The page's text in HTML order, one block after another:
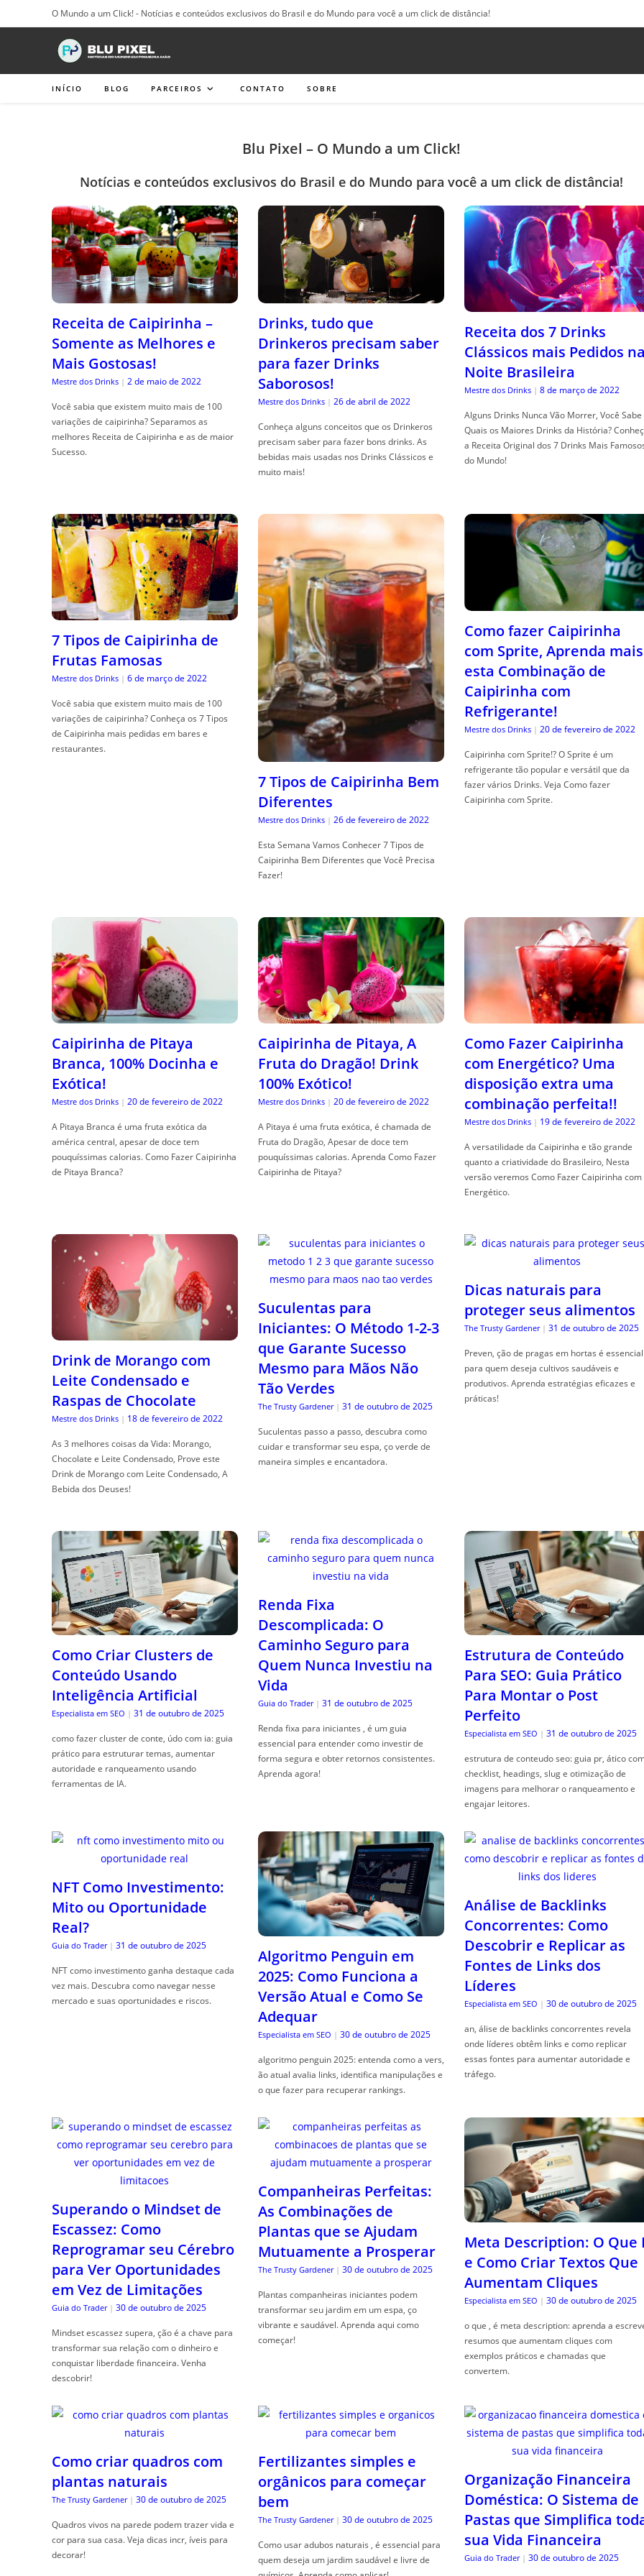
para
O Mundo a um Click! - Notícias e conteúdos exclusivos do Brasil e do Mundo para você a um click de distância!
INÍCIO BLOG PARCEIROS CONTATO SOBRE
Blu Pixel – O Mundo a um Click!
Notícias e conteúdos exclusivos do Brasil e do Mundo para você a um click de distância!
Receita de Caipirinha –
Somente as Melhores e
Mais Gostosas!
Mestre dos Drinks | 2 de maio de 2022
Você sabia que existem muito mais de 100
variações de caipirinha? Separamos as
melhores Receita de Caipirinha e as de maior
Sucesso.
Drinks, tudo que
Drinkeros precisam saber
para fazer Drinks
Saborosos!
Mestre dos Drinks | 26 de abril de 2022
Conheça alguns conceitos que os Drinkeros
precisam saber para fazer bons drinks. As
bebidas mais usadas nos Drinks Clássicos e
muito mais!
Receita dos 7 Drinks
Clássicos mais Pedidos
Noite Brasileira
Mestre dos Drinks | 8 de março de 2022
Alguns Drinks Nunca Vão Morrer, Você Sabe
Quais os Maiores Drinks da História?
a Receita Original dos 7 Drinks Mais
do Mundo!
7 Tipos de Caipirinha de
Frutas Famosas
Mestre dos Drinks | 6 de março de 2022
Você sabia que existem muito mais de 100
variações de caipirinha? Conheça os 7 Tipos
de Caipirinha mais pedidas em bares e
restaurantes.
7 Tipos de Caipirinha Bem
Diferentes
Mestre dos Drinks | 26 de fevereiro de 2022
Esta Semana Vamos Conhecer 7 Tipos de
Caipirinha Bem Diferentes que Você Precisa
Fazer!
Como fazer Caipirinha
com Sprite, Aprenda mais
esta Combinação de
Caipirinha com
Refrigerante!
Mestre dos Drinks | 20 de fevereiro de 2022
Caipirinha com Sprite!? O Sprite é um
refrigerante tão popular e versátil que da
fazer vários Drinks. Veja Como fazer
Caipirinha com Sprite.
Caipirinha de Pitaya
Branca, 100% Docinha e
Exótica!
Mestre dos Drinks | 20 de fevereiro de 2022
A Pitaya Branca é uma fruta exótica da
américa central, apesar de doce tem
pouquíssimas calorias. Como Fazer Caipirinha
de Pitaya Branca?
Caipirinha de Pitaya, A
Fruta do Dragão! Drink
100% Exótico!
Mestre dos Drinks | 20 de fevereiro de 2022
A Pitaya é uma fruta exótica, é chamada de
Fruta do Dragão, Apesar de doce tem
pouquíssimas calorias. Aprenda Como Fazer
Caipirinha de Pitaya?
Como Fazer Caipirinha
com Energético? Uma
disposição extra uma
combinação perfeita!!
Mestre dos Drinks | 19 de fevereiro de 2022
A versatilidade da Caipirinha e tão grande
quanto a criatividade do Brasileiro, Nesta
versão veremos Como Fazer Caipirinha com
Energético.
Drink de Morango com
Leite Condensado e
Raspas de Chocolate
Mestre dos Drinks | 18 de fevereiro de 2022
As 3 melhores coisas da Vida: Morango,
Chocolate e Leite Condensado, Prove este
Drink de Morango com Leite Condensado, A
Bebida dos Deuses!
Suculentas para
Iniciantes: O Método 1-2-3
que Garante Sucesso
Mesmo para Mãos Não
Tão Verdes
The Trusty Gardener | 31 de outubro de 2025
Suculentas passo a passo, descubra como
cuidar e transformar seu espa, ço verde de
maneira simples e encantadora.
Dicas naturais para
proteger seus alimentos
The Trusty Gardener | 31 de outubro de 2025
Preven, ção de pragas em hortas é essencial
para quem deseja cultivos saudáveis e
produtivos. Aprenda estratégias eficazes e
práticas!
Como Criar Clusters de
Conteúdo Usando
Inteligência Artificial
Especialista em SEO | 31 de outubro de 2025
como fazer cluster de conte, údo com ia: guia
prático para estruturar temas, aumentar
autoridade e ranqueamento usando
ferramentas de IA.
Renda Fixa
Descomplicada: O
Caminho Seguro para
Quem Nunca Investiu na
Vida
Guia do Trader | 31 de outubro de 2025
Renda fixa para iniciantes , é um guia
essencial para entender como investir de
forma segura e obter retornos consistentes.
Aprenda agora!
Estrutura de Conteúdo
Para SEO: Guia Prático
Para Montar o Post
Perfeito
Especialista em SEO | 31 de outubro de 2025
estrutura de conteudo seo: guia pr, ático
checklist, headings, slug e otimização de
imagens para melhorar o ranqueamento e
engajar leitores.
NFT Como Investimento:
Mito ou Oportunidade
Real?
Guia do Trader | 31 de outubro de 2025
NFT como investimento ganha destaque cada
vez mais. Descubra como navegar nesse
mercado e suas oportunidades e riscos.
Algoritmo Penguin em
2025: Como Funciona a
Versão Atual e Como Se
Adequar
Especialista em SEO | 30 de outubro de 2025
algoritmo penguin 2025: entenda como a vers,
ão atual avalia links, identifica manipulações e
o que fazer para recuperar rankings.
Análise de Backlinks
Concorrentes: Como
Descobrir e Replicar as
Fontes de Links dos
Líderes
Especialista em SEO | 30 de outubro de 2025
an, álise de backlinks concorrentes revela
onde líderes obtêm links e como replicar
essas fontes para aumentar autoridade e
tráfego.
Superando o Mindset de
Escassez: Como
Reprogramar seu Cérebro
para Ver Oportunidades
em Vez de Limitações
Guia do Trader | 30 de outubro de 2025
Mindset escassez supera, ção é a chave para
transformar sua relação com o dinheiro e
conquistar liberdade financeira. Venha
descobrir!
Companheiras Perfeitas:
As Combinações de
Plantas que se Ajudam
Mutuamente a Prosperar
The Trusty Gardener | 30 de outubro de 2025
Plantas companheiras iniciantes podem
transformar seu jardim em um espa, ço
vibrante e saudável. Aprenda aqui como
começar!
Meta Description: O Que
e Como Criar Textos Que
Aumentam Cliques
Especialista em SEO | 30 de outubro de 2025
o que , é meta description: aprenda a
resumos que aumentam cliques com
exemplos práticos e chamadas que
convertem.
Como criar quadros com
plantas naturais
The Trusty Gardener | 30 de outubro de 2025
Quadros vivos na parede podem trazer vida e
cor para sua casa. Veja dicas incr, íveis para
decorar!
Fertilizantes simples e
orgânicos para começar
bem
The Trusty Gardener | 30 de outubro de 2025
Como usar adubos naturais , é essencial para
quem deseja um jardim saudável e livre de
Organização Financeira
Doméstica: O Sistema de
Pastas que Simplifica
sua Vida Financeira
Guia do Trader | 30 de outubro de 2025